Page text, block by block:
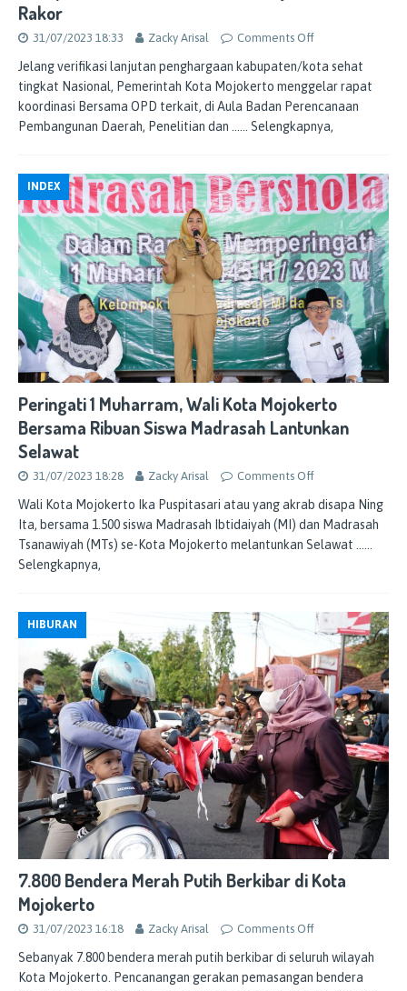
Rakor
31/07/2023 18:33 Zacky Arisal Comments Off
Jelang verifikasi lanjutan penghargaan kabupaten/kota sehat
tingkat Nasional, Pemerintah Kota Mojokerto menggelar rapat
koordinasi Bersama OPD terkait, di Aula Badan Perencanaan
Pembangunan Daerah, Penelitian dan
…… Selengkapnya,
INDEX
Peringati 1 Muharram, Wali Kota Mojokerto
Bersama Ribuan Siswa Madrasah Lantunkan
Selawat
31/07/2023 18:28 Zacky Arisal Comments Off
Wali Kota Mojokerto Ika Puspitasari atau yang akrab disapa Ning
Ita, bersama 1.500 siswa Madrasah Ibtidaiyah (MI) dan Madrasah
Tsanawiyah (MTs) se-Kota Mojokerto melantunkan Selawat
Selengkapnya,
HIBURAN
7.800 Bendera Merah Putih Berkibar di Kota
Mojokerto
31/07/2023 16:18 Zacky Arisal Comments Off
Sebanyak 7.800 bendera merah putih berkibar di seluruh wilayah
Kota Mojokerto. Pencanangan gerakan pemasangan bendera